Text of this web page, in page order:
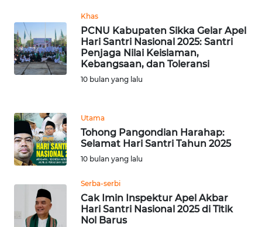
Khas
PCNU Kabupaten Sikka Gelar Apel
Hari Santri Nasional 2025: Santri
Penjaga Nilai Keislaman,
Kebangsaan, dan Toleransi
10 bulan yang lalu
Utama
Tohong Pangondian Harahap:
Selamat Hari Santri Tahun 2025
10 bulan yang lalu
Serba-serbi
Cak Imin Inspektur Apel Akbar
Hari Santri Nasional 2025 di Titik
Nol Barus
PEDOMAN
MEDIA
SIBER
KARIR
DISCLAIMER
Wahana
Regional